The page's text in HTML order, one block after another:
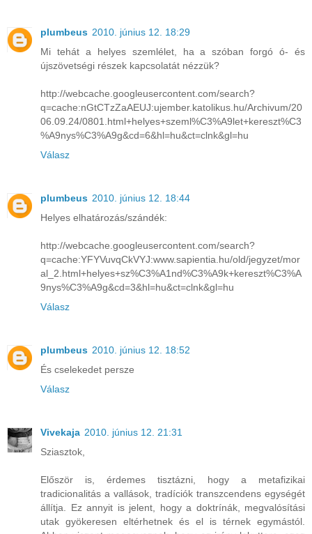
plumbeus 2010. június 12. 18:29
Mi tehát a helyes szemlélet, ha a szóban forgó ó- és
újszövetségi részek kapcsolatát nézzük?
http://webcache.googleusercontent.com/search?
q=cache:nGtCTzZaAEUJ:ujember.katolikus.hu/Archivum/20
06.09.24/0801.html+helyes+szeml%C3%A9let+kereszt%C3
%A9nys%C3%A9g&cd=6&hl=hu&ct=clnk&gl=hu
Válasz
plumbeus 2010. június 12. 18:44
Helyes elhatározás/szándék:
http://webcache.googleusercontent.com/search?
q=cache:YFYVuvqCkVYJ:www.sapientia.hu/old/jegyzet/mor
al_2.html+helyes+sz%C3%A1nd%C3%A9k+kereszt%C3%A
9nys%C3%A9g&cd=3&hl=hu&ct=clnk&gl=hu
Válasz
plumbeus 2010. június 12. 18:52
És cselekedet persze
Válasz
Vivekaja 2010. június 12. 21:31
Sziasztok,
Először is, érdemes tisztázni, hogy a metafizikai
tradicionalitás a vallások, tradíciók transzcendens egységét
állítja. Ez annyit is jelent, hogy a doktrínák, megvalósítási
utak gyökeresen eltérhetnek és el is térnek egymástól.